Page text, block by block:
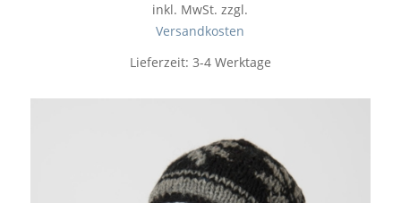
inkl. MwSt. zzgl.
Versandkosten
Lieferzeit: 3-4 Werktage